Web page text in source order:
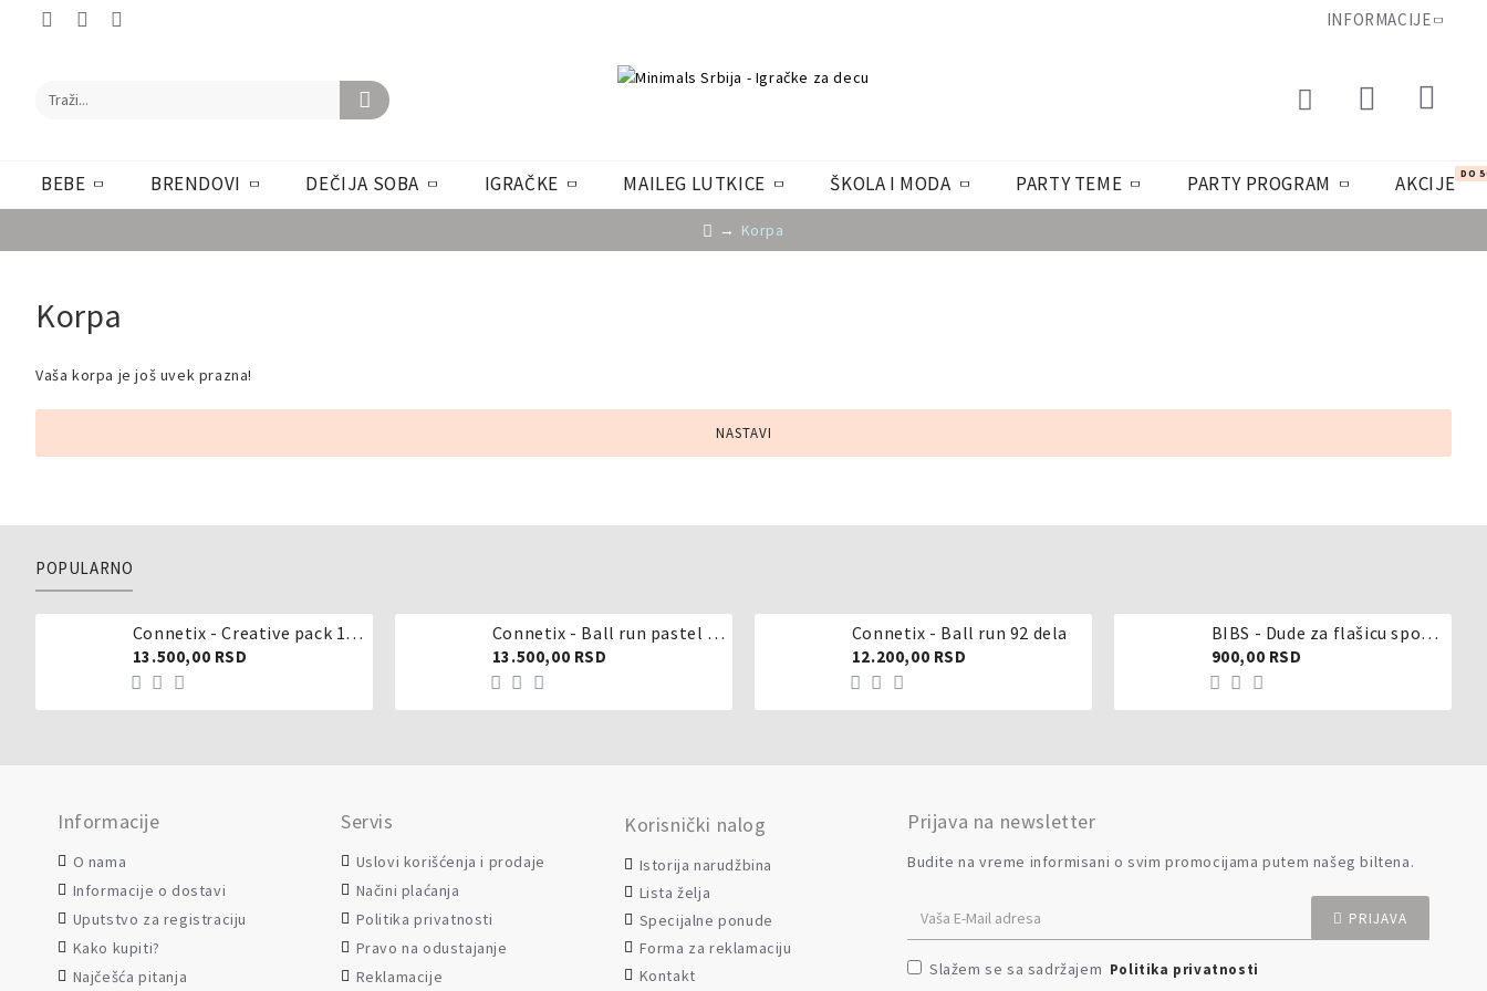
INFORMACIJE
BEBE BRENDOVI DEČIJA SOBA IGRAČKE MAILEG LUTKICE ŠKOLA I MODA PARTY TEME PARTY PROGRAM AKCIJE DO
Korpa
Korpa
Vaša korpa je još uvek prazna!
NASTAVI
POPULARNO
Connetix - Creative pack 102 dela
13.500,00 RSD
Connetix - Ball run pastel 106 delova
13.500,00 RSD
Connetix - Ball run 92 dela
12.200,00 RSD
BIBS - Dude za flašicu sporijeg, srednjeg ili brzog protoka - silikon
900,00 RSD
Informacije
O nama
Informacije o dostavi
Uputstvo za registraciju
Kako kupiti?
Najčešća pitanja
Servis
Uslovi korišćenja i prodaje
Načini plaćanja
Politika privatnosti
Pravo na odustajanje
Reklamacije
Korisnički nalog
Istorija narudžbina
Lista želja
Specijalne ponude
Forma za reklamaciju
Kontakt
Prijava na newsletter
Budite na vreme informisani o svim promocijama putem našeg biltena.
PRIJAVA
Slažem se sa sadržajem Politika privatnosti